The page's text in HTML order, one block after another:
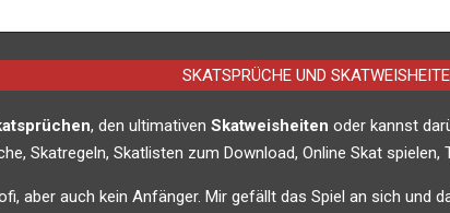
SKATSPRÜCHE UND
, den ultimativen Skatweisheiten oder kannst
Skatregeln, Skatlisten zum Download, Online Skat
aber auch kein Anfänger. Mir gefällt das Spiel an sich